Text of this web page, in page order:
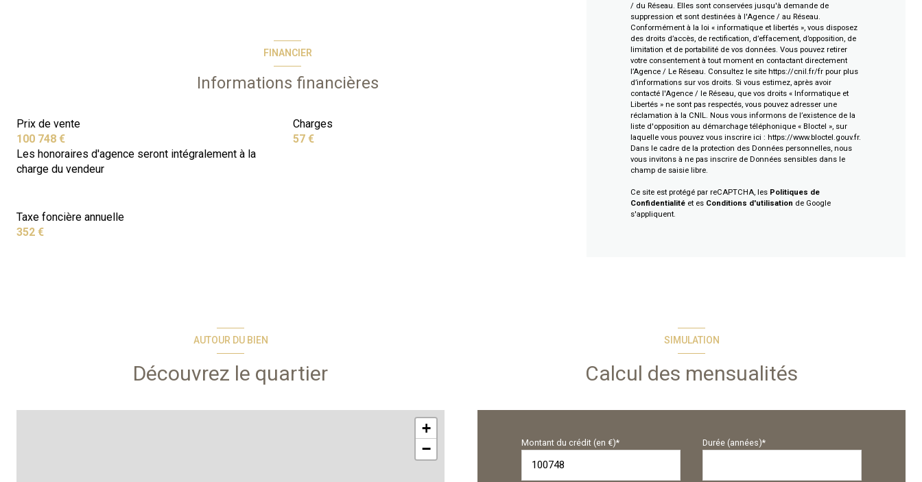
FINANCIER
Informations financières
Prix de vente
100 748 €
Les honoraires d'agence seront intégralement à la
charge du vendeur
Charges
57 €
Taxe foncière annuelle
352 €
/ du Réseau. Elles sont conservées jusqu'à demande de
suppression et sont destinées à l'Agence / au Réseau.
Conformément à la loi « informatique et libertés », vous disposez
des droits d’accès, de rectification, d’effacement, d’opposition, de
limitation et de portabilité de vos données. Vous pouvez retirer
votre consentement à tout moment en contactant directement
l’Agence / Le Réseau. Consultez le site https://cnil.fr/frpour plus
d’informations sur vos droits. Si vous estimez, après avoir
contacté l'Agence / le Réseau, que vos droits « Informatique et
Libertés » ne sont pas respectés, vous pouvez adresser une
réclamation à la CNIL. Nous vous informons de l’existence de la
liste d'opposition au démarchage téléphonique « Bloctel », sur
laquelle vous pouvez vous inscrire ici : https://www.bloctel.gouv.fr.
Dans le cadre de la protection des Données personnelles, nous
vous invitons à ne pas inscrire de Données sensibles dans le
champ de saisie libre.
Ce site est protégé par reCAPTCHA, les Politiques de
Confidentialitéet es Conditions d'utilisation de Google
s'appliquent.
AUTOUR DU BIEN
Découvrez le quartier
+
−
SIMULATION
Calcul des mensualités
Montant du crédit (en €)* Durée (années)*